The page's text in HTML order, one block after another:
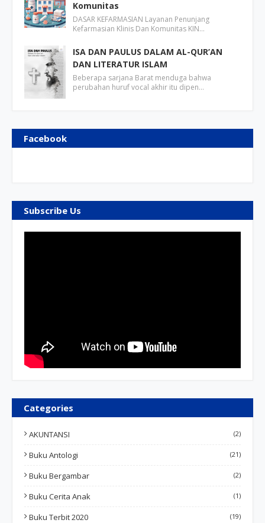
Komunitas
DASAR KEFARMASIAN Layanan Penunjang
Kefarmasian Klinis Dan Komunitas KIN…
ISA DAN PAULUS DALAM AL-QUR’AN
DAN LITERATUR ISLAM
Beberapa sarjana Barat menduga bahwa
perubahan huruf vocal akhir itu dipen…
Facebook
Subscribe Us
Categories
AKUNTANSI (2)
Buku Antologi (21)
Buku Bergambar (2)
Buku Cerita Anak (1)
Buku Terbit 2020 (19)